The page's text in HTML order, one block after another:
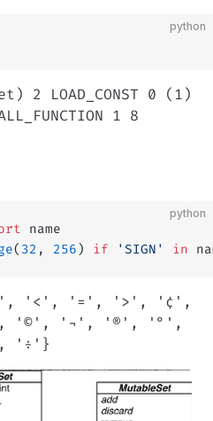
python
2 LOAD_CONST 0 (1)
1 8
python
name
( 32 , 256 ) if 'SIGN' in
'<', '=', '>', '¢',
'©', '¬', '®', '°',
'÷'}